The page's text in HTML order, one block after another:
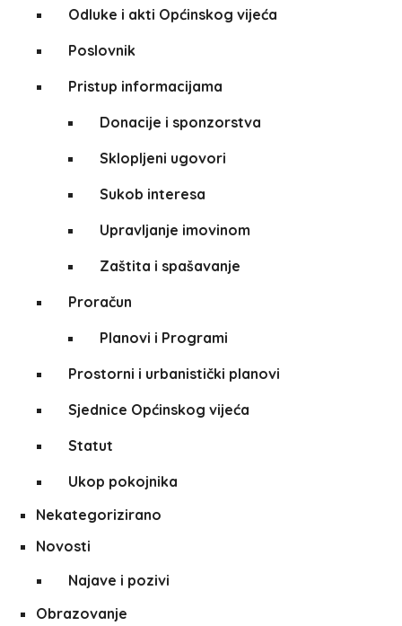
Odluke i akti Općinskog vijeća
Poslovnik
Pristup informacijama
Donacije i sponzorstva
Sklopljeni ugovori
Sukob interesa
Upravljanje imovinom
Zaštita i spašavanje
Proračun
Planovi i Programi
Prostorni i urbanistički planovi
Sjednice Općinskog vijeća
Statut
Ukop pokojnika
Nekategorizirano
Novosti
Najave i pozivi
Obrazovanje